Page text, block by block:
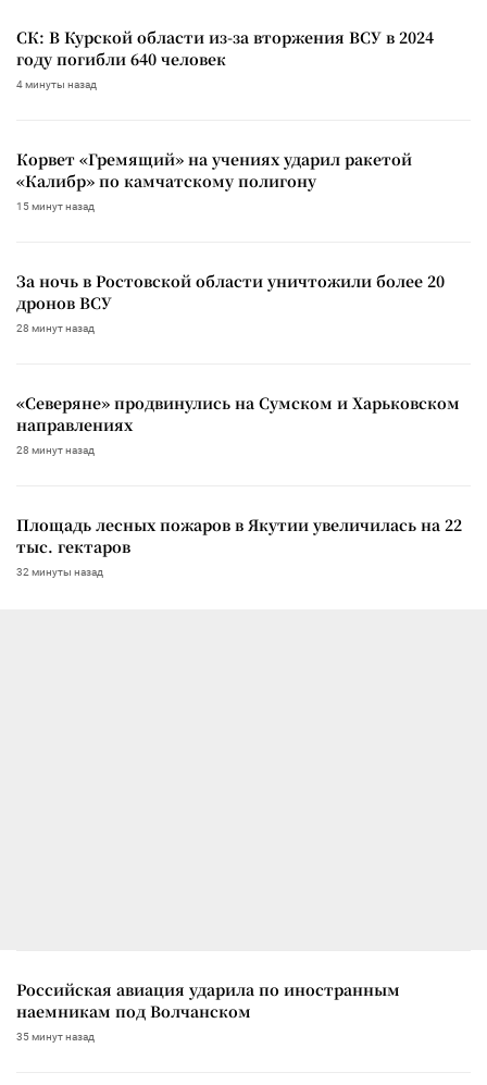
СК: В Курской области из-за вторжения ВСУ в 2024
году погибли 640 человек
4 минуты назад
Корвет «Гремящий» на учениях ударил ракетой
«Калибр» по камчатскому полигону
15 минут назад
За ночь в Ростовской области уничтожили более 20
дронов ВСУ
28 минут назад
«Северяне» продвинулись на Сумском и Харьковском
направлениях
28 минут назад
Площадь лесных пожаров в Якутии увеличилась на 22
тыс. гектаров
32 минуты назад
Российская авиация ударила по иностранным
наемникам под Волчанском
35 минут назад